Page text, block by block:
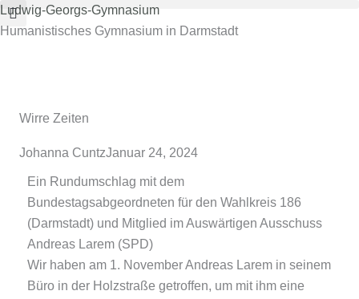
Zum
Inhalt
Ludwig-Georgs-Gymnasium
Humanistisches Gymnasium in Darmstadt
Wirre Zeiten
Johanna CuntzJanuar 24, 2024
Ein Rundumschlag mit dem
Bundestagsabgeordneten für den Wahlkreis 186
(Darmstadt) und Mitglied im Auswärtigen Ausschuss
Andreas Larem (SPD)
Wir haben am 1. November Andreas Larem in seinem
Büro in der Holzstraße getroffen, um mit ihm eine